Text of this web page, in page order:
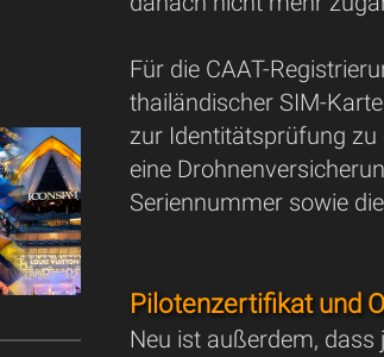
Für die CAAT-
thailändischer SIM-
zur Identitätsprüfung zu
eine
Seriennummer sowie
Pilotenzertifikat und
Neu ist außerdem, dass